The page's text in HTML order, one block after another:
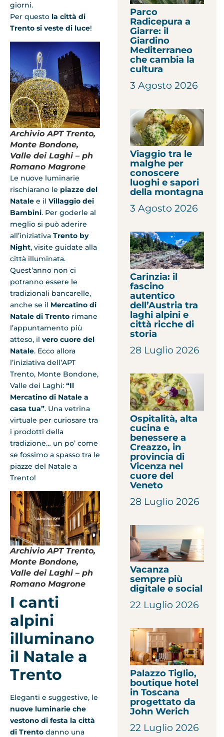
giorni.
Per questo la città di
Trento si veste di luce!
Archivio APT Trento,
Monte Bondone,
Valle dei Laghi – ph
Romano Magrone
Le nuove luminarie
rischiarano le piazze del
Natale e il Villaggio dei
Bambini. Per goderle al
meglio si può aderire
all’iniziativa Trento by
Night, visite guidate alla
città illuminata.
Quest’anno non ci
potranno essere le
tradizionali bancarelle,
anche se il Mercatino di
Natale di Trento rimane
l’appuntamento più
atteso, il vero cuore del
Natale. Ecco allora
l’iniziativa dell’APT
Trento, Monte Bondone,
Valle dei Laghi: “Il
Mercatino di Natale a
casa tua”. Una vetrina
virtuale per curiosare tra
i prodotti della
tradizione… un po’ come
se fossimo a spasso tra le
piazze del Natale a
Trento!
Archivio APT Trento,
Monte Bondone,
Valle dei Laghi – ph
Romano Magrone
I canti
alpini
illuminano
il Natale a
Trento
Eleganti e suggestive, le
nuove luminarie che
vestono di festa la città
di Trento danno una
Parco
Radicepura a
Giarre: il
Giardino
Mediterraneo
che cambia la
cultura
3 Agosto 2026
Viaggio tra le
malghe per
conoscere
luoghi e sapori
della montagna
3 Agosto 2026
Carinzia: il
fascino
autentico
dell’Austria tra
laghi alpini e
città ricche di
storia
28 Luglio 2026
Ospitalità, alta
cucina e
benessere a
Creazzo, in
provincia di
Vicenza nel
cuore del
Veneto
28 Luglio 2026
Vacanza
sempre più
digitale e social
22 Luglio 2026
Palazzo Tiglio,
boutique hotel
in Toscana
progettato da
John Werich
22 Luglio 2026